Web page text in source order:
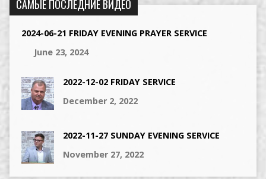
САМЫЕ ПОСЛЕДНИЕ ВИДЕО
2024-06-21 FRIDAY EVENING PRAYER SERVICE
June 23, 2024
2022-12-02 FRIDAY SERVICE
December 2, 2022
2022-11-27 SUNDAY EVENING SERVICE
November 27, 2022